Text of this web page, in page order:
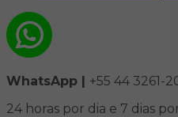
WhatsApp | +55 44 3261-
24 horas por dia e 7 dias